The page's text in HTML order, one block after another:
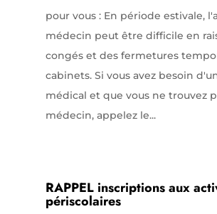
pour vous : En période estivale,
médecin peut être difficile en
congés et des fermetures
cabinets. Si vous avez besoin
médical et que vous ne trouvez
médecin, appelez le...
RAPPEL inscriptions aux
périscolaires